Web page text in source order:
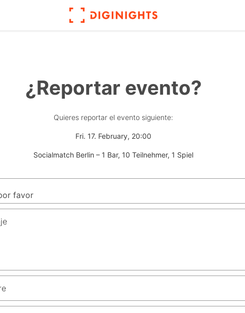
¿Reportar evento?
Quieres reportar el evento siguiente:
Fri. 17. February, 20:00
Socialmatch Berlin – 1 Bar, 10 Teilnehmer, 1 Spiel